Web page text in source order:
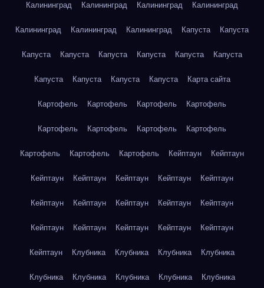
Калининград Калининград Калининград Калининград
Калининград Калининград Калининград Капуста Капуста
Капуста Капуста Капуста Капуста Капуста Капуста
Капуста Капуста Капуста Капуста Карта сайта
Картофель Картофель Картофель Картофель
Картофель Картофель Картофель Картофель
Картофель Картофель Картофель Кейптаун Кейптаун
Кейптаун Кейптаун Кейптаун Кейптаун Кейптаун
Кейптаун Кейптаун Кейптаун Кейптаун Кейптаун
Кейптаун Кейптаун Кейптаун Кейптаун Кейптаун
Кейптаун Клубника Клубника Клубника Клубника
Клубника Клубника Клубника Клубника Клубника